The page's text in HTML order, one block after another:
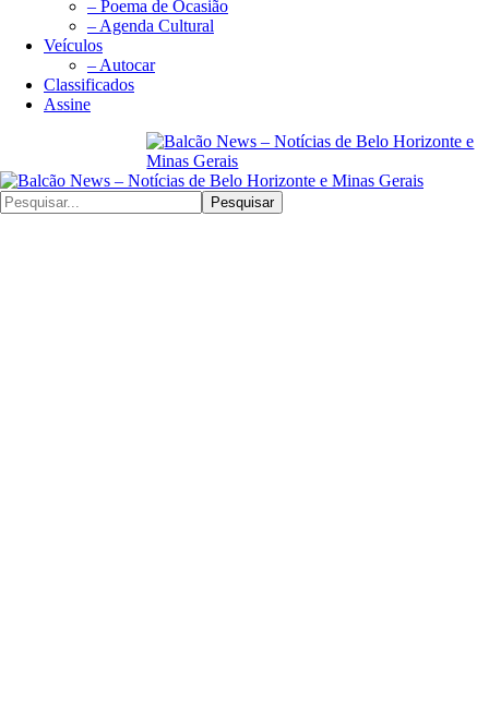
– Poema de Ocasião
– Agenda Cultural
Veículos
– Autocar
Classificados
Assine
Pesquisar